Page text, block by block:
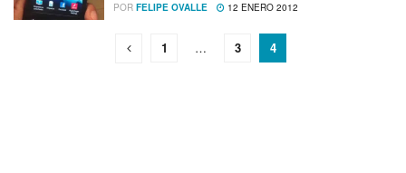
POR FELIPE OVALLE 12 ENERO 2012
1 … 3 4